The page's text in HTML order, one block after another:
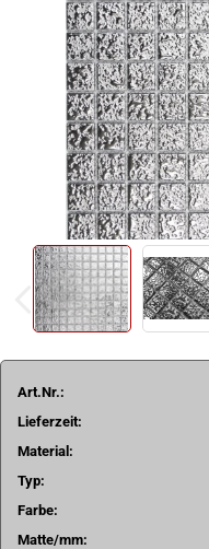
Art.Nr.:
Lieferzeit:
Material:
Typ:
Farbe:
Matte/mm: